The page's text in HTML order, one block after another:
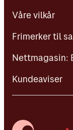
Våre vilkår
Frimerker til
Nettmagasin:
Kundeaviser